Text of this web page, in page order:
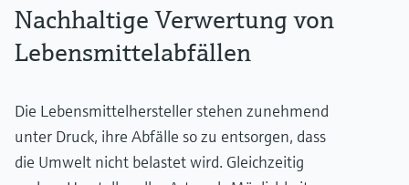
Nachhaltige Verwertung von
Lebensmittelabfällen
Die Lebensmittelhersteller stehen zunehmend
unter Druck, ihre Abfälle so zu entsorgen, dass
die Umwelt nicht belastet wird. Gleichzeitig